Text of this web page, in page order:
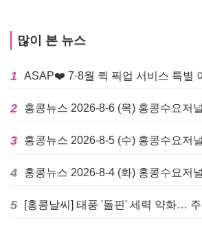
많이 본 뉴스
1 ASAP❤️ 7·8월 퀵 픽업 서비스 특별
2 홍콩뉴스 2026-8-6 (목) 홍콩수요저널
3 홍콩뉴스 2026-8-5 (수) 홍콩수요저널
4 홍콩뉴스 2026-8-4 (화) 홍콩수요저널
5 [홍콩날씨] 태풍 '돌핀' 세력 약화…